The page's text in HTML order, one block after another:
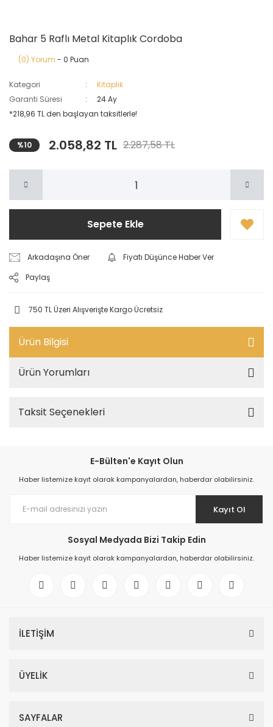
Bahar 5 Raflı Metal Kitaplık Cordoba
(0) Yorum - 0 Puan
Kategori
Kitaplık
Garanti Süresi
24 Ay
*218,96 TL den başlayan taksitlerle!
%10 2.058,82 TL 2.287,58 TL
Sepete Ekle
Arkadaşına Öner
Fiyatı Düşünce Haber Ver
Paylaş
750 TL Üzeri Alışverişte Kargo Ücretsiz
Ürün Bilgisi
Ürün Yorumları
Taksit Seçenekleri
E-Bülten'e Kayıt Olun
Haber listemize kayıt olarak kampanyalardan, haberdar olabilirsiniz.
Kayıt Ol
Sosyal Medyada Bizi Takip Edin
Haber listemize kayıt olarak kampanyalardan, haberdar olabilirsiniz.
İLETİŞİM
ÜYELİK
SAYFALAR